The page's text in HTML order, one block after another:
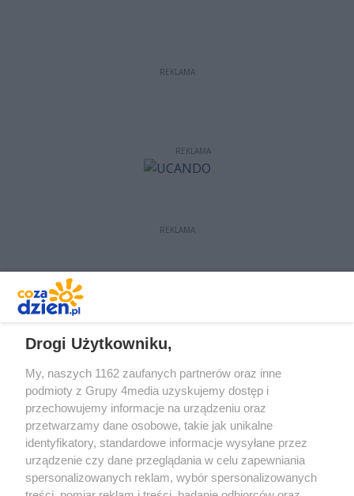
REKLAMA
REKLAMA
REKLAMA
Drogi Użytkowniku,
My, naszych 1162 zaufanych partnerów oraz inne
podmioty z Grupy 4media uzyskujemy dostęp i
przechowujemy informacje na urządzeniu oraz
przetwarzamy dane osobowe, takie jak unikalne
identyfikatory, standardowe informacje wysyłane przez
urządzenie czy dane przeglądania w celu zapewniania
spersonalizowanych reklam, wybór spersonalizowanych